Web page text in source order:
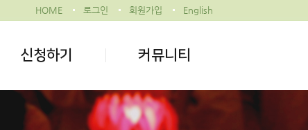
HOME 로그인 회원가입 English
신청하기 커뮤니티